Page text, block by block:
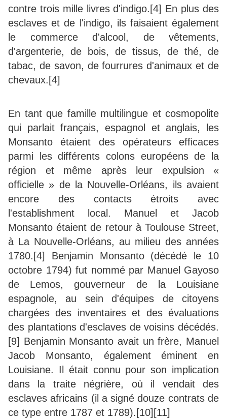
contre trois mille livres d'indigo.[4] En plus des
esclaves et de l'indigo, ils faisaient également
le commerce d'alcool, de vêtements,
d'argenterie, de bois, de tissus, de thé, de
tabac, de savon, de fourrures d'animaux et de
chevaux.[4]
En tant que famille multilingue et cosmopolite
qui parlait français, espagnol et anglais, les
Monsanto étaient des opérateurs efficaces
parmi les différents colons européens de la
région et même après leur expulsion «
officielle » de la Nouvelle-Orléans, ils avaient
encore des contacts étroits avec
l'establishment local. Manuel et Jacob
Monsanto étaient de retour à Toulouse Street,
à La Nouvelle-Orléans, au milieu des années
1780.[4] Benjamin Monsanto (décédé le 10
octobre 1794) fut nommé par Manuel Gayoso
de Lemos, gouverneur de la Louisiane
espagnole, au sein d'équipes de citoyens
chargées des inventaires et des évaluations
des plantations d'esclaves de voisins décédés.
[9] Benjamin Monsanto avait un frère, Manuel
Jacob Monsanto, également éminent en
Louisiane. Il était connu pour son implication
dans la traite négrière, où il vendait des
esclaves africains (il a signé douze contrats de
ce type entre 1787 et 1789).[10][11]